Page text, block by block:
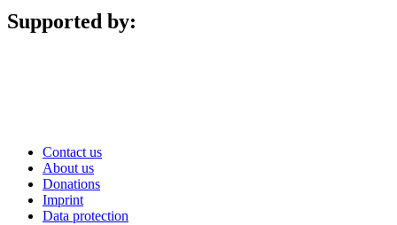
Supported by:
Contact us
About us
Donations
Imprint
Data protection